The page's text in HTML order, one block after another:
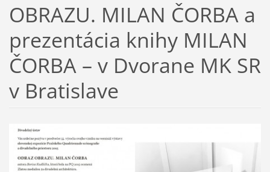
OBRAZU. MILAN ČORBA a
prezentácia knihy MILAN
ČORBA – v Dvorane MK SR
v Bratislave